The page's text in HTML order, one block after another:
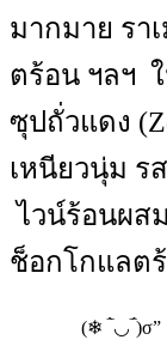
มากมาย รา
ตร้อน ฯลฯ
ซุปถั่วแดง
เหนียวนุ่ม ร
ไวน์ร้อนผสม
ช็อกโกแลต
(❄